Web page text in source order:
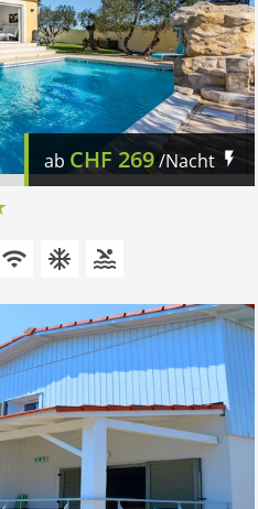
ab CHF 269/Nacht